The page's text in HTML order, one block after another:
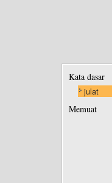
Kata dasar
julat
Memuat